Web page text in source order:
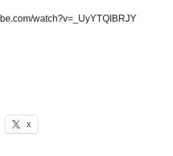
watch?v=_UyYTQIBRJY
X